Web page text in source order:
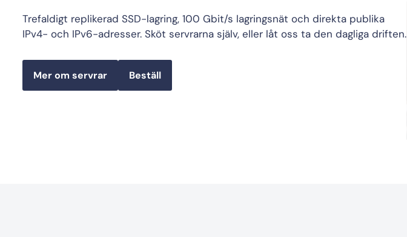
Trefaldigt replikerad SSD-lagring, 100 Gbit/s lagringsnät och direkta publika
IPv4- och IPv6-adresser. Sköt servrarna själv, eller låt oss ta den dagliga driften.
Mer om servrar Beställ